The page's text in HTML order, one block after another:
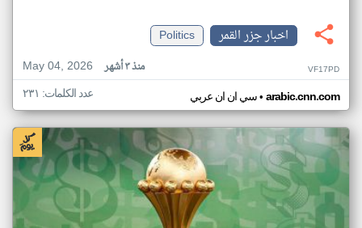
اخبار جزر القمر
Politics
May 04, 2026
منذ ٣ أشهر VF17PD
سي ان ان عربي• arabic.cnn.com عدد الكلمات: ٢٣١